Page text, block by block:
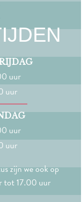
uur
uur
uur
uur
zijn we ook op
tot 17.00 uur